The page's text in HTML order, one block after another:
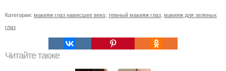
Категории: макияж глаз нависшее веко, темный макияж глаз, макияж для зеленых
глаз
Читайте также